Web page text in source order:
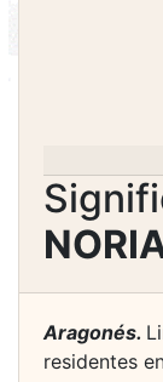
Aragonés.
residentes